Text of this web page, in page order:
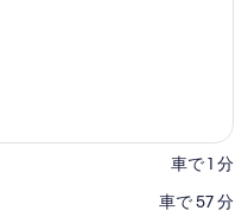
‪車で 1 分‬
‪車で 57 分‬